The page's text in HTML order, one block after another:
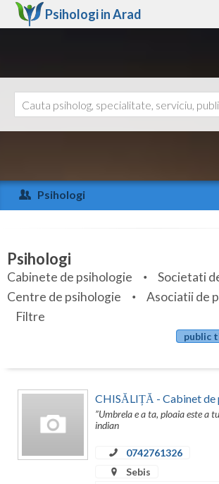
Psihologi inArad
Arad
Arges
Bihor
Bistrita-Nasaud
Botosani
Buzau
Ajutor
Psihologi
Specialitati
Servicii
Articole
Cabinet
Psihologi
Cabinete de psihologie
Societati
Centre de psihologie
Asociatii de
Filtre
public
CHISĂLIȚĂ - Cabinet de
”Umbrela e a ta, ploaia este a
indian
0742761326
Sebis